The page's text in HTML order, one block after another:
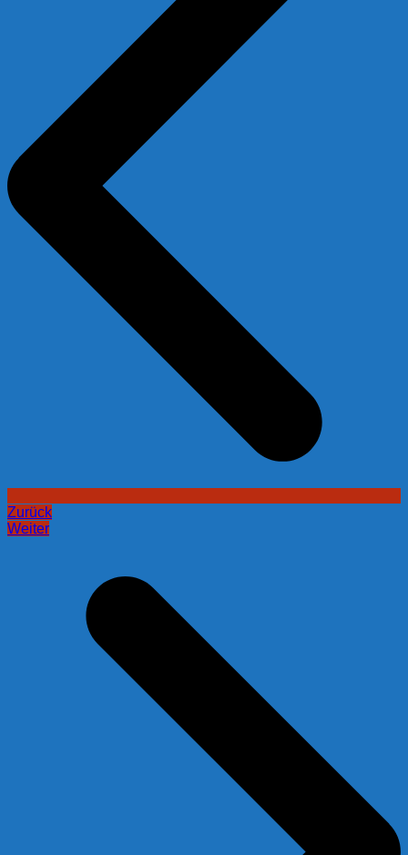
Zurück
Weiter